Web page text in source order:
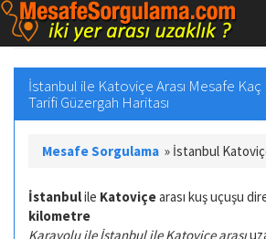
İstanbul ile Katoviçe Arası Mesafe
Tarifi Güzergah Haritası
Mesafe Sorgulama » İstanbul
İstanbulile Katoviçearası kuş uçuşu
kilometre
Karayolu ile İstanbul ile Katoviçe arası